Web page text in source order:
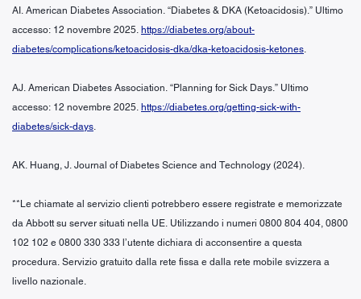
AI. American Diabetes Association. “Diabetes & DKA (Ketoacidosis).” Ultimo
accesso: 12 novembre 2025. https://diabetes.org/about-
diabetes/complications/ketoacidosis-dka/dka-ketoacidosis-ketones
AJ. American Diabetes Association. “Planning for Sick Days.” Ultimo
accesso: 12 novembre 2025. https://diabetes.org/getting-sick-with-
diabetes/sick-days
AK. Huang, J. Journal of Diabetes Science and Technology (2024).
**Le chiamate al servizio clienti potrebbero essere registrate e memorizzate
da Abbott su server situati nella UE. Utilizzando i numeri 0800 804 404, 0800
102 102 e 0800 330 333 l’utente dichiara di acconsentire a questa
procedura. Servizio gratuito dalla rete fissa e dalla rete mobile svizzera a
livello nazionale.